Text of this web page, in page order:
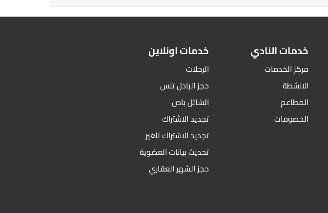
خدمات النادي
مركز الخدمات
الانشطة
المطاعم
الخصومات
خدمات اونلاين
الرحلات
حجز البادل تنس
الشاتل باص
تجديد الاشتراك
تجديد الاشتراك للغير
تحديث بيانات العضوية
حجز الشهر العقاري